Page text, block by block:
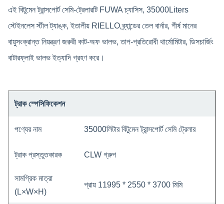
এই বিটুমেন ট্রান্সপোর্ট সেমি-ট্রেলারটি FUWA চ্যাসিস, 35000Liters
স্টেইনলেস স্টীল ট্যাঙ্ক, ইতালীয় RIELLO ব্র্যান্ডের তেল বার্নার, শীর্ষ মানের
বায়ুসংক্রান্ত নিয়ন্ত্রণ জরুরী কাট-অফ ভালভ, তাপ-প্রতিরোধী থার্মোমিটার, ডিসচার্জিং
বাটারফ্লাই ভালভ ইত্যাদি গ্রহণ করে।
ট্রাক স্পেসিফিকেশন
পণ্যের নাম 35000লিটার বিটুমেন ট্রান্সপোর্ট সেমি ট্রেলার
ট্রাক প্রস্তুতকারক CLW গ্রুপ
সামগ্রিক মাত্রা
(L×W×H)
প্রায় 11995 * 2550 * 3700 মিমি